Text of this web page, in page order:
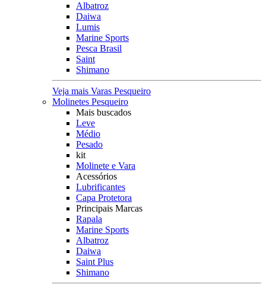
Albatroz
Daiwa
Lumis
Marine Sports
Pesca Brasil
Saint
Shimano
Veja mais Varas Pesqueiro
Molinetes Pesqueiro
Mais buscados
Leve
Médio
Pesado
kit
Molinete e Vara
Acessórios
Lubrificantes
Capa Protetora
Principais Marcas
Rapala
Marine Sports
Albatroz
Daiwa
Saint Plus
Shimano